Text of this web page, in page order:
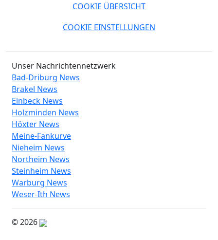
COOKIE ÜBERSICHT
COOKIE EINSTELLUNGEN
Unser Nachrichtennetzwerk
Bad-Driburg News
Brakel News
Einbeck News
Holzminden News
Höxter News
Meine-Fankurve
Nieheim News
Northeim News
Steinheim News
Warburg News
Weser-Ith News
© 2026